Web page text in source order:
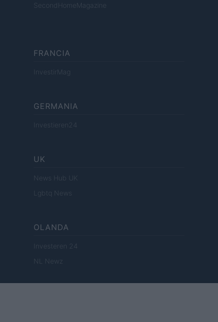
SecondHomeMagazine
FRANCIA
InvestirMag
GERMANIA
Investieren24
UK
News Hub UK
Lgbtq News
OLANDA
Investeren 24
NL Newz